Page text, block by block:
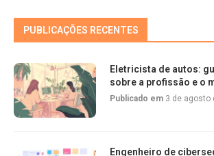
PUBLICAÇÕES RECENTES
Eletricista de autos:
sobre a profissão e o
Publicado em 3 de agosto
Engenheiro de